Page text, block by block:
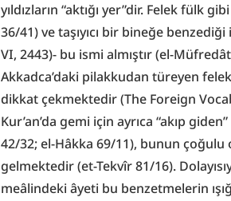
yıldızların “aktığı yer”dir. Felek fülk
36/41) ve taşıyıcı bir bineğe
VI, 2443)- bu ismi almıştır (el-
Akkadca’daki pilakkudan türeyen
dikkat çekmektedir (The Foreign
Kur’an’da gemi için ayrıca “akıp
42/32; el-Hâkka 69/11), bunun
gelmektedir (et-Tekvîr 81/16).
meâlindeki âyeti bu benzetmelerin